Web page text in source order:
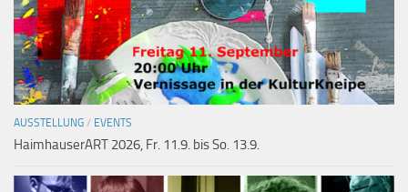
AUSSTELLUNG / EVENTS
HaimhauserART 2026, Fr. 11.9. bis So. 13.9.